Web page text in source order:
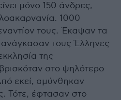
μόνο 150 άνδρες,
1000
τους. Έκαψαν τα
τους Έλληνες
της
στο ψηλότερο
εκεί, αμύνθηκαν
Τότε, έφτασαν στο